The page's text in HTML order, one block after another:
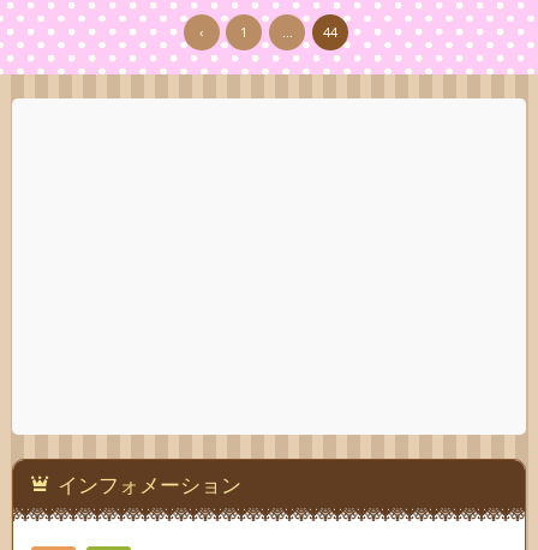
‹ 1 … 44
インフォメーション